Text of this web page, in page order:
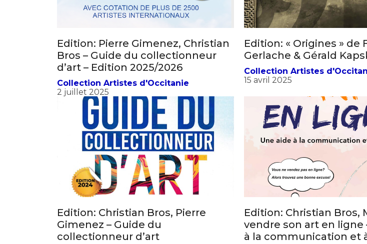
Nom
Prénom
Statut / Organisation
termes et conditions
Adresse email*
Nom
Prénom
Edition: Pierre Gimenez, Christian
Bros – Guide du collectionneur
d’art – Edition 2025/2026
Collection Artistes d'Occitanie
2 juillet 2025
Edition: « Origines » de
Gerlache & Gérald
Collection Artistes
15 avril 2025
Edition: Christian Bros, Pierre
Gimenez – Guide du
collectionneur d’art
Edition: Christian Bros,
vendre son art en ligne
à la communication et